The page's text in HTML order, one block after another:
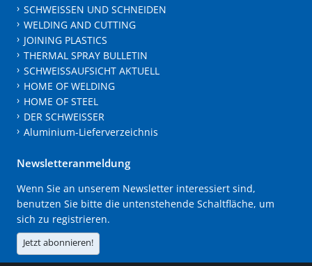
SCHWEISSEN UND SCHNEIDEN
WELDING AND CUTTING
JOINING PLASTICS
THERMAL SPRAY BULLETIN
SCHWEISSAUFSICHT AKTUELL
HOME OF WELDING
HOME OF STEEL
DER SCHWEISSER
Aluminium-Lieferverzeichnis
Newsletteranmeldung
Wenn Sie an unserem Newsletter interessiert sind,
benutzen Sie bitte die untenstehende Schaltfläche, um
sich zu registrieren.
Jetzt abonnieren!